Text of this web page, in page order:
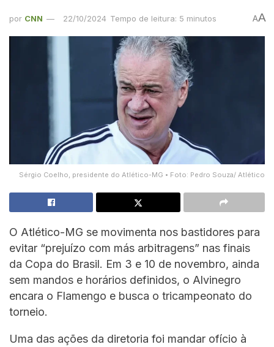
por CNN 22/10/2024 Tempo de leitura: 5 minutos AA
Sérgio Coelho, presidente do Atlético-MG • Foto: Pedro Souza/ Atlético
O Atlético-MG se movimenta nos bastidores para
evitar “prejuízo com más arbitragens” nas finais
da Copa do Brasil. Em 3 e 10 de novembro, ainda
sem mandos e horários definidos, o Alvinegro
encara o Flamengo e busca o tricampeonato do
torneio.
Uma das ações da diretoria foi mandar ofício à